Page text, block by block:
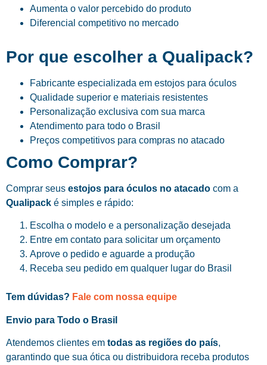
Aumenta o valor percebido do produto
Diferencial competitivo no mercado
Por que escolher a Qualipack?
Fabricante especializada em estojos para óculos
Qualidade superior e materiais resistentes
Personalização exclusiva com sua marca
Atendimento para todo o Brasil
Preços competitivos para compras no atacado
Como Comprar?
Comprar seus estojos para óculos no atacado com a
Qualipack é simples e rápido:
Escolha o modelo e a personalização desejada
Entre em contato para solicitar um orçamento
Aprove o pedido e aguarde a produção
Receba seu pedido em qualquer lugar do Brasil
Tem dúvidas? Fale com nossa equipe
Envio para Todo o Brasil
Atendemos clientes em todas as regiões do país,
garantindo que sua ótica ou distribuidora receba produtos